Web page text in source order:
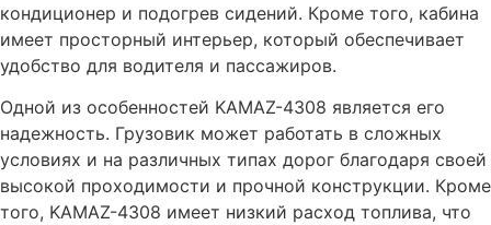
кондиционер и подогрев сидений. Кроме того, кабина
имеет просторный интерьер, который обеспечивает
удобство для водителя и пассажиров.
Одной из особенностей KAMAZ-4308 является его
надежность. Грузовик может работать в сложных
условиях и на различных типах дорог благодаря своей
высокой проходимости и прочной конструкции. Кроме
того, KAMAZ-4308 имеет низкий расход топлива, что